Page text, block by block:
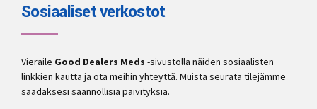
Sosiaaliset verkostot
Vieraile Good Dealers Meds -sivustolla näiden sosiaalisten
linkkien kautta ja ota meihin yhteyttä. Muista seurata tilejämme
saadaksesi säännöllisiä päivityksiä.